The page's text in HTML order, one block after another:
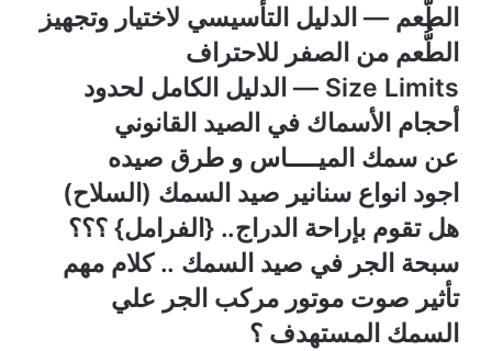
الطُّعم — الدليل التأسيسي لاختيار وتجهيز
الطُّعم من الصفر للاحتراف
Size Limits — الدليل الكامل لحدود
أحجام الأسماك في الصيد القانوني
عن سمك الميــــاس و طرق صيده
اجود انواع سنانير صيد السمك (السلاح)
هل تقوم بإراحة الدراج.. {الفرامل} ؟؟؟
سبحة الجر في صيد السمك .. كلام مهم
تأثير صوت موتور مركب الجر علي
السمك المستهدف ؟